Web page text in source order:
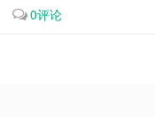
0评论